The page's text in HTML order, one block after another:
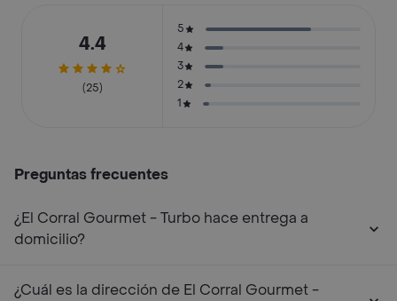
4.4
(25)
5
4
3
2
1
Preguntas frecuentes
¿El Corral Gourmet - Turbo hace entrega a
domicilio?
¿Cuál es la dirección de El Corral Gourmet -